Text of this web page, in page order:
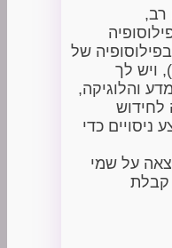
רב,
של
ויש לך
והלוגיקה,
לחידוש
כדי
על שמי
קבלת